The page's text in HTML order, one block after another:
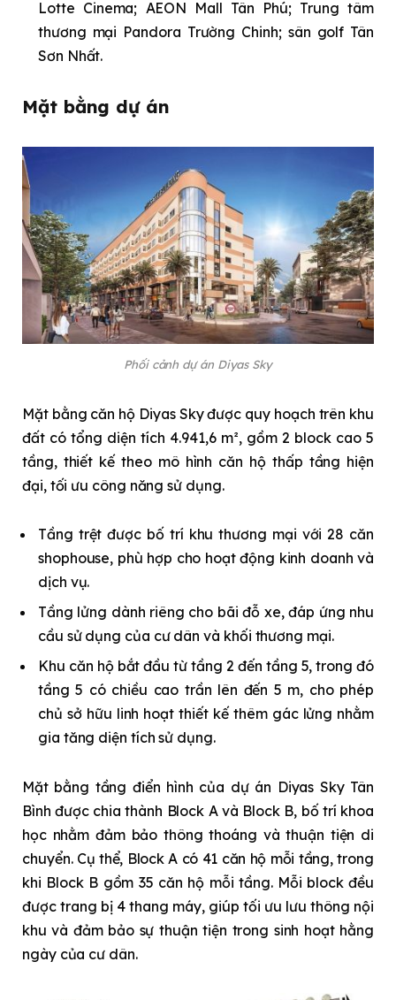
Lotte Cinema; AEON Mall Tân Phú; Trung tâm
thương mại Pandora Trường Chinh; sân golf Tân
Sơn Nhất.
Mặt bằng dự án
Phối cảnh dự án Diyas Sky
Mặt bằng căn hộ Diyas Sky được quy hoạch trên khu
đất có tổng diện tích 4.941,6 m², gồm 2 block cao 5
tầng, thiết kế theo mô hình căn hộ thấp tầng hiện
đại, tối ưu công năng sử dụng.
Tầng trệt được bố trí khu thương mại với 28 căn
shophouse, phù hợp cho hoạt động kinh doanh và
dịch vụ.
Tầng lửng dành riêng cho bãi đỗ xe, đáp ứng nhu
cầu sử dụng của cư dân và khối thương mại.
Khu căn hộ bắt đầu từ tầng 2 đến tầng 5, trong đó
tầng 5 có chiều cao trần lên đến 5 m, cho phép
chủ sở hữu linh hoạt thiết kế thêm gác lửng nhằm
gia tăng diện tích sử dụng.
Mặt bằng tầng điển hình của dự án Diyas Sky Tân
Bình được chia thành Block A và Block B, bố trí khoa
học nhằm đảm bảo thông thoáng và thuận tiện di
chuyển. Cụ thể, Block A có 41 căn hộ mỗi tầng, trong
khi Block B gồm 35 căn hộ mỗi tầng. Mỗi block đều
được trang bị 4 thang máy, giúp tối ưu lưu thông nội
khu và đảm bảo sự thuận tiện trong sinh hoạt hằng
ngày của cư dân.